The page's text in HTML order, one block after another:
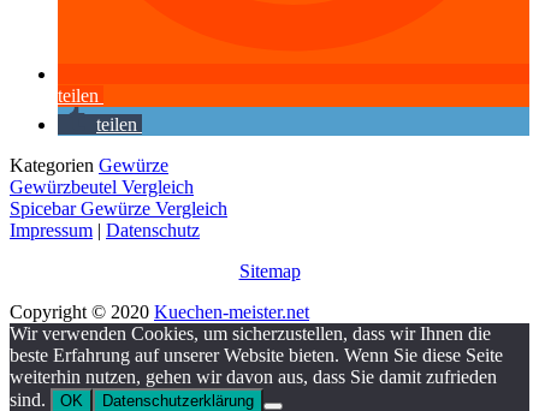
teilen
teilen
Kategorien Gewürze
Gewürzbeutel Vergleich
Spicebar Gewürze Vergleich
Impressum | Datenschutz
Sitemap
Copyright © 2020 Kuechen-meister.net
Wir verwenden Cookies, um sicherzustellen, dass wir Ihnen die
beste Erfahrung auf unserer Website bieten. Wenn Sie diese Seite
weiterhin nutzen, gehen wir davon aus, dass Sie damit zufrieden
sind.
OK Datenschutzerklärung